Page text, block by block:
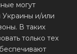
могут
Украины и/или
В таких
только тех